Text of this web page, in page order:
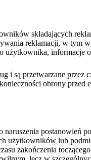
składających
reklamacji, w tym
użytkownika, informacje
i są przetwarzane przez
obrony
postanowień
użytkowników lub
zakończenia